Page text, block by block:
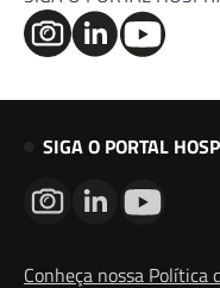
SIGA O PORTAL
Conheça nossa Política